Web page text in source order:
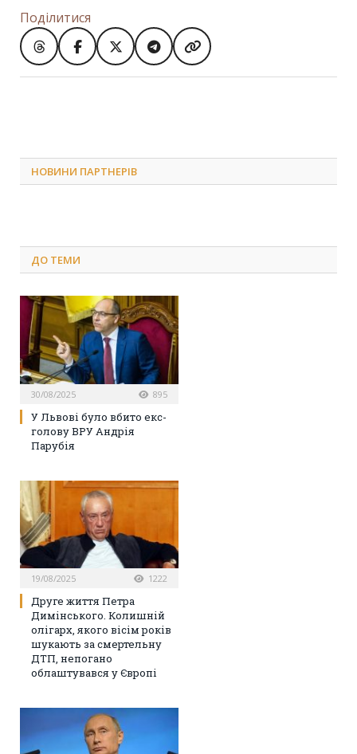
Поділитися
НОВИНИ ПАРТНЕРІВ
ДО ТЕМИ
30/08/2025 895
У Львові було вбито екс-
голову ВРУ Андрія
Парубія
19/08/2025 1222
Друге життя Петра
Димінського. Колишній
олігарх, якого вісім років
шукають за смертельну
ДТП, непогано
облаштувався у Європі